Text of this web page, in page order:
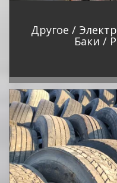
Другое /
Баки /